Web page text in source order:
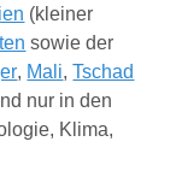
(kleiner
sowie der
, Mali,Tschad
nur in den
Klima,